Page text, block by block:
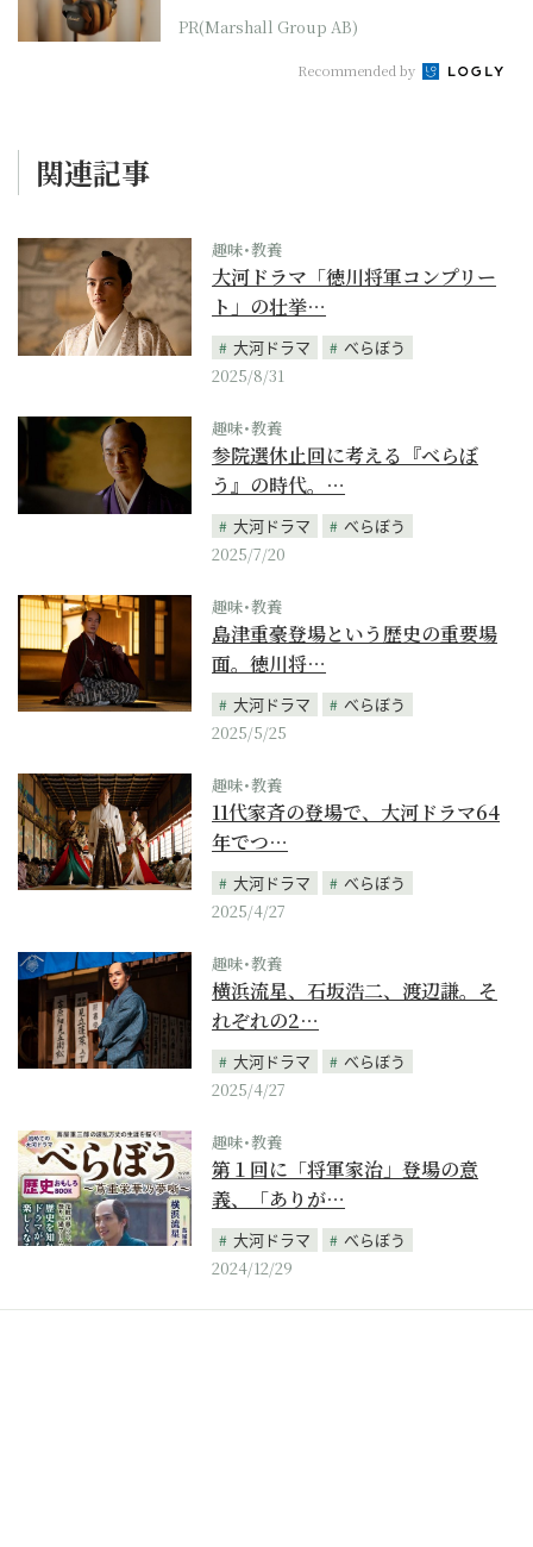
PR(Marshall Group AB)
Recommended by
関連記事
趣味･教養
大河ドラマ「徳川将軍コンプリー
ト」の壮挙…
大河ドラマ
べらぼう
2025/8/31
趣味･教養
参院選休止回に考える『べらぼ
う』の時代。…
大河ドラマ
べらぼう
2025/7/20
趣味･教養
島津重豪登場という歴史の重要場
面。徳川将…
大河ドラマ
べらぼう
2025/5/25
趣味･教養
11代家斉の登場で、大河ドラマ64
年でつ…
大河ドラマ
べらぼう
2025/4/27
趣味･教養
横浜流星、石坂浩二、渡辺謙。そ
れぞれの2…
大河ドラマ
べらぼう
2025/4/27
趣味･教養
第１回に「将軍家治」登場の意
義、「ありが…
大河ドラマ
べらぼう
2024/12/29